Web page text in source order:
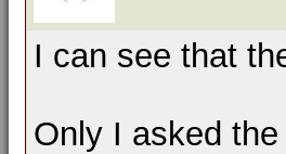
I can see that
Only I asked